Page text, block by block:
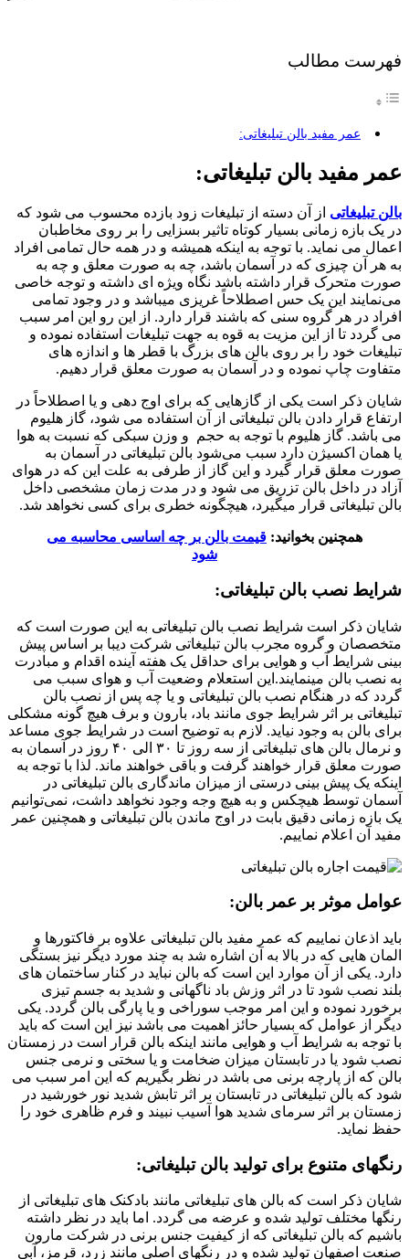
فهرست مطالب
عمر مفید بالن تبلیغاتی:
عمر مفید بالن تبلیغاتی:
بالن تبلیغاتی از آن دسته از تبلیغات زود بازده محسوب می شود که
در یک بازه زمانی بسیار کوتاه تاثیر بسزایی را بر روی مخاطبان
اعمال می نماید. با توجه به اینکه همیشه و در همه حال تمامی افراد
به هر آن چیزی که در آسمان باشد، چه به صورت معلق و چه به
صورت متحرک قرار داشته باشد نگاه ویژه ای داشته و توجه خاصی
می‌نمایند این یک حس اصطلاحاً غریزی میباشد و در وجود تمامی
افراد در هر گروه سنی که باشند قرار دارد. از این رو این امر سبب
می گردد تا از این مزیت به قوه به جهت تبلیغات استفاده نموده و
تبلیغات خود را بر روی بالن های بزرگ با قطر ها و اندازه های
متفاوت چاپ نموده و در آسمان به صورت معلق قرار دهیم.
شایان ذکر است یکی از گازهایی که برای اوج دهی و یا اصطلاحاً در
ارتفاع قرار دادن بالن تبلیغاتی از آن استفاده می شود، گاز هلیوم
می باشد. گاز هلیوم با توجه به حجم و وزن سبکی که نسبت به هوا
یا همان اکسیژن دارد سبب می‌شود بالن تبلیغاتی در آسمان به
صورت معلق قرار گیرد و این گاز از طرفی به علت این که در هوای
آزاد در داخل بالن تزریق می شود و در مدت زمان مشخصی داخل
بالن تبلیغاتی قرار میگیرد، هیچگونه خطری برای کسی نخواهد شد.
همچنین بخوانید: قیمت بالن بر چه اساسی محاسبه می
شود
شرایط نصب بالن تبلیغاتی:
شایان ذکر است شرایط نصب بالن تبلیغاتی به این صورت است که
متخصصان و گروه مجرب بالن تبلیغاتی شرکت دیبا بر اساس پیش
بینی شرایط آب و هوایی برای حداقل یک هفته آینده اقدام و مبادرت
به نصب بالن مینمایند.این استعلام وضعیت آب و هوای سبب می
گردد که در هنگام نصب بالن تبلیغاتی و یا چه پس از نصب بالن
تبلیغاتی بر اثر شرایط جوی مانند باد، بارون و برف هیچ گونه مشکلی
برای بالن به وجود نیاید. لازم به توضیح است در شرایط جوی مساعد
و نرمال بالن های تبلیغاتی از سه روز تا ۳۰ الی ۴۰ روز در آسمان به
صورت معلق قرار خواهند گرفت و باقی خواهند ماند. لذا با توجه به
اینکه یک پیش بینی درستی از میزان ماندگاری بالن تبلیغاتی در
آسمان توسط هیچکس و به هیچ وجه وجود نخواهد داشت، نمی‌توانیم
یک بازه زمانی دقیق بابت در اوج ماندن بالن تبلیغاتی و همچنین عمر
مفید آن اعلام نماییم.
عوامل موثر بر عمر بالن:
باید اذعان نماییم که عمر مفید بالن تبلیغاتی علاوه بر فاکتورها و
المان هایی که در بالا به آن اشاره شد به چند مورد دیگر نیز بستگی
دارد. یکی از آن موارد این است که بالن نباید در کنار ساختمان های
بلند نصب شود تا در اثر وزش باد ناگهانی و شدید به جسم تیزی
برخورد نموده و این امر موجب سوراخی و یا پارگی بالن گردد. یکی
دیگر از عوامل که بسیار حائز اهمیت می باشد نیز این است که باید
با توجه به شرایط آب و هوایی مانند اینکه بالن قرار است در زمستان
نصب شود یا در تابستان میزان ضخامت و یا سختی و نرمی جنس
بالن که از پارچه برنی می باشد در نظر بگیریم که این امر سبب می
شود که بالن تبلیغاتی در تابستان بر اثر تابش شدید نور خورشید در
زمستان بر اثر سرمای شدید هوا آسیب نبیند و فرم ظاهری خود را
حفظ نماید.
رنگهای متنوع برای تولید بالن تبلیغاتی:
شایان ذکر است که بالن های تبلیغاتی مانند بادکنک های تبلیغاتی از
رنگها مختلف تولید شده و عرضه می گردد. اما باید در نظر داشته
باشیم که بالن تبلیغاتی که از کیفیت جنس برنی در شرکت مارون
صنعت اصفهان تولید شده و در رنگهای اصلی مانند زرد، قرمز، آبی